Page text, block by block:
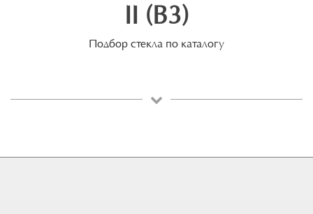
II (B3)
Подбор стекла по каталогу